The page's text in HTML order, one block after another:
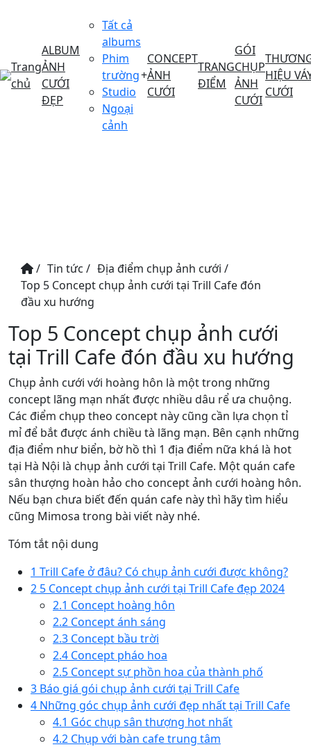
Trang
chủ
ALBUM
ẢNH
CƯỚI
ĐẸP
Tất cả
albums
Phim
trường
Studio
Ngoại
cảnh
+
CONCEPT
ẢNH
CƯỚI
TRANG
ĐIỂM
GÓI
CHỤP
ẢNH
CƯỚI
HIỆU
CƯỚI
/ Tin tức / Địa điểm chụp ảnh cưới /
Top 5 Concept chụp ảnh cưới tại Trill Cafe đón
đầu xu hướng
Top 5 Concept chụp ảnh cưới
tại Trill Cafe đón đầu xu hướng
Chụp ảnh cưới với hoàng hôn là một trong những
concept lãng mạn nhất được nhiều dâu rể ưa chuộng.
Các điểm chụp theo concept này cũng cần lựa chọn tỉ
mỉ để bắt được ánh chiều tà lãng mạn. Bên cạnh những
địa điểm như biển, bờ hồ thì 1 địa điểm nữa khá là hot
tại Hà Nội là chụp ảnh cưới tại Trill Cafe. Một quán cafe
sân thượng hoàn hảo cho concept ảnh cưới hoàng hôn.
Nếu bạn chưa biết đến quán cafe này thì hãy tìm hiểu
cũng Mimosa trong bài viết này nhé.
Tóm tắt nội dung
1 Trill Cafe ở đâu? Có chụp ảnh cưới được không?
2 5 Concept chụp ảnh cưới tại Trill Cafe đẹp 2024
2.1 Concept hoàng hôn
2.2 Concept ánh sáng
2.3 Concept bầu trời
2.4 Concept pháo hoa
2.5 Concept sự phồn hoa của thành phố
3 Báo giá gói chụp ảnh cưới tại Trill Cafe
4 Những góc chụp ảnh cưới đẹp nhất tại Trill Cafe
4.1 Góc chụp sân thượng hot nhất
4.2 Chụp với bàn cafe trung tâm